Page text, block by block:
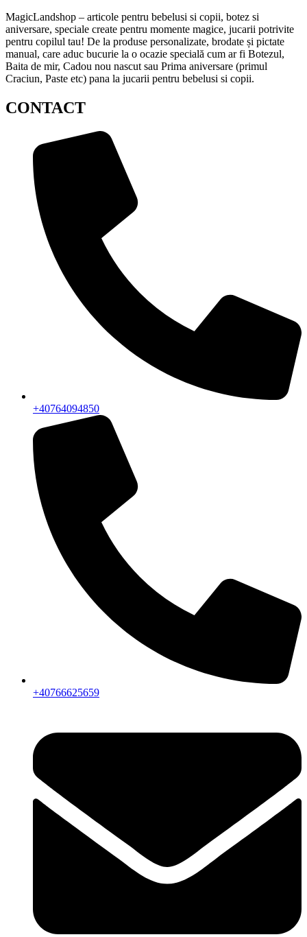
MagicLandshop – articole pentru bebelusi si copii, botez si
aniversare, speciale create pentru momente magice, jucarii potrivite
pentru copilul tau! De la produse personalizate, brodate și pictate
manual, care aduc bucurie la o ocazie specială cum ar fi Botezul,
Baita de mir, Cadou nou nascut sau Prima aniversare (primul
Craciun, Paste etc) pana la jucarii pentru bebelusi si copii.
CONTACT
+40764094850
+40766625659